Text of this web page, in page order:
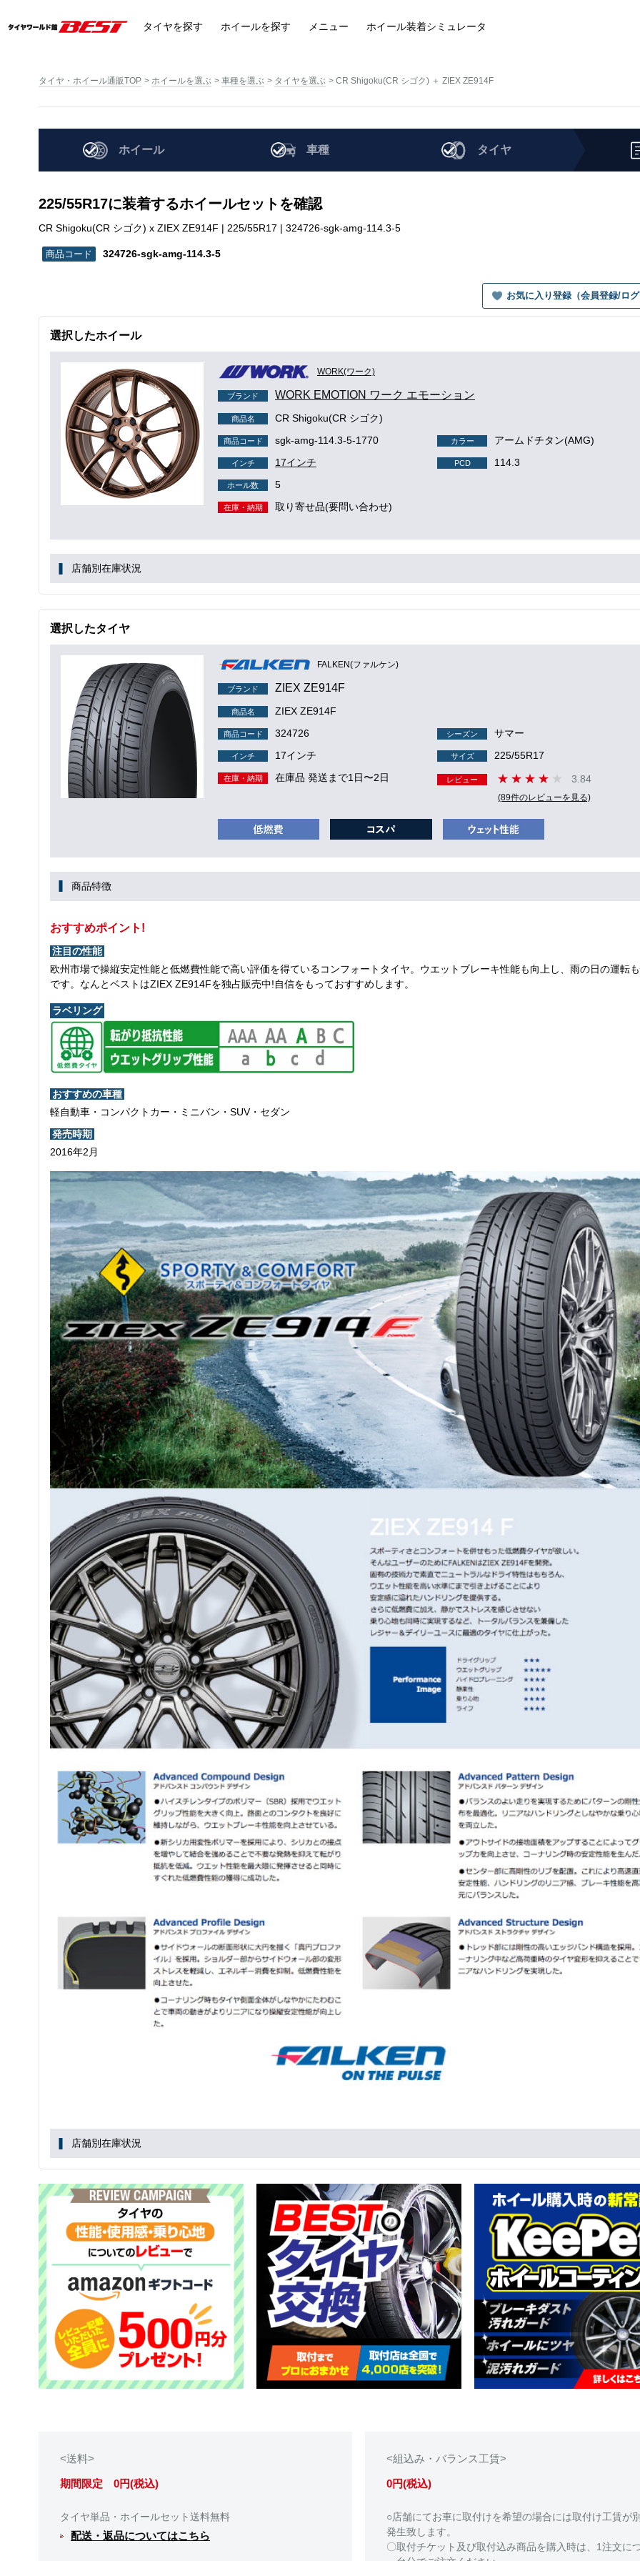
タイヤを探す ホイールを探す メニュー ホイール装着シミュレータ
タイヤ・ホイール通販TOP ホイールを選ぶ 車種を選ぶ タイヤを選ぶ CR Shigoku(CR シゴク) ＋ ZIEX ZE914F
ホイール 車種 タイヤ
225/55R17に装着するホイールセットを確認
CR Shigoku(CR シゴク) x ZIEX ZE914F | 225/55R17 | 324726-sgk-amg-114.3-5
324726-sgk-amg-114.3-5
お気に入り登録（会員登録/ロ
選択したホイール
WORK(ワーク)
ブランド WORK EMOTION ワーク エモーション
商品名 CR Shigoku(CR シゴク)
商品コード sgk-amg-114.3-5-1770 カラー アームドチタン(AMG)
インチ 17インチ PCD 114.3
ホール数 5
在庫・納期 取り寄せ品(要問い合わせ)
店舗別在庫状況
選択したタイヤ
FALKEN(ファルケン)
ブランド ZIEX ZE914F
商品名 ZIEX ZE914F
商品コード 324726 シーズン サマー
インチ 17インチ サイズ 225/55R17
在庫・納期 在庫品 発送まで1日〜2日 レビュー 3.84
(89件のレビューを見る)
商品特徴
おすすめポイント!
注目の性能
欧州市場で操縦安定性能と低燃費性能で高い評価を得ているコンフォートタイヤ。ウエットブレーキ性能も向上し、雨の日の運転
です。なんとベストはZIEX ZE914Fを独占販売中!自信をもっておすすめします。
ラベリング
おすすめの車種
軽自動車・コンパクトカー・ミニバン・SUV・セダン
発売時期
2016年2月
店舗別在庫状況
<送料>
期間限定 0円(税込)
タイヤ単品・ホイールセット送料無料
配送・返品についてはこちら
<組込み・バランス工賃>
0円(税込)
○店舗にてお車に取付けを希望の場合には取付け工賃が
発生致します。
〇取付チケット及び取付込み商品を購入時は、1注文に